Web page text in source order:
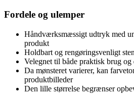
Fordele og ulemper
Håndværksmæssigt udtryk med
produkt
Holdbart og rengøringsvenligt
Velegnet til både praktisk brug og
Da mønsteret varierer, kan
produktbilleder
Den lille størrelse begrænser